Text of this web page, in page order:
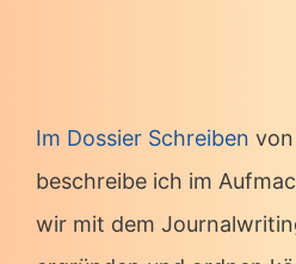
Im Dossier Schreiben
beschreibe ich im
wir mit dem